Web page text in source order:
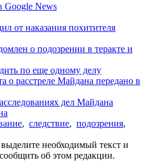
Google News
от наказания похитителя
о подозрении в теракте и
по еще одному делу
о расстреле Майдана передано в
дел Майдана
, следствие, подозрения,
необходимый текст и
об этом редакции.